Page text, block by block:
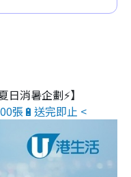
日消暑企劃⚡】
張🔋送完即止 <